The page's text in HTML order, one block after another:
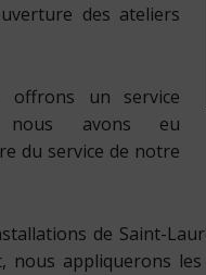
des ateliers
offrons un service
nous avons eu
du service de notre
de Saint-
nous appliquerons